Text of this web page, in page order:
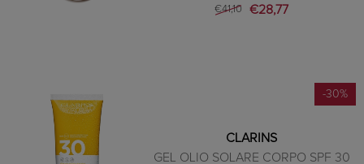
€41,10 €28,77
-30%
CLARINS
GEL OLIO SOLARE CORPO SPF 30